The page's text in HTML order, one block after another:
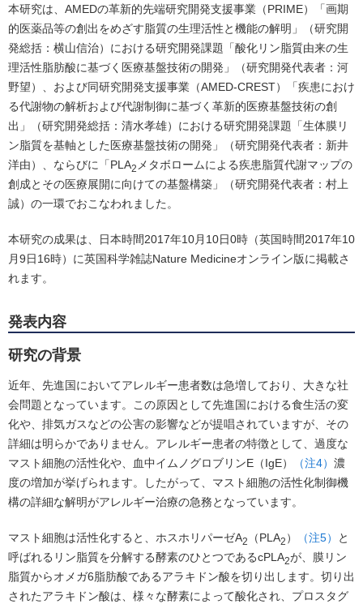
本研究は、AMEDの革新的先端研究開発支援事業（PRIME）「画期
的医薬品等の創出をめざす脂質の生理活性と機能の解明」（研究開
発総括：横山信治）における研究開発課題「酸化リン脂質由来の生
理活性脂肪酸に基づく医療基盤技術の開発」（研究開発代表者：河
野望）、および同研究開発支援事業（AMED-CREST）「疾患におけ
る代謝物の解析および代謝制御に基づく革新的医療基盤技術の創
出」（研究開発総括：清水孝雄）における研究開発課題「生体膜リ
ン脂質を基軸とした医療基盤技術の開発」（研究開発代表者：新井
洋由）、ならびに「PLA2 メタボロームによる疾患脂質代謝マップの
創成とその医療展開に向けての基盤構築」（研究開発代表者：村上
誠）の一環でおこなわれました。
本研究の成果は、日本時間2017年10月10日0時（英国時間2017年10
月9日16時）に英国科学雑誌Nature Medicineオンライン版に掲載さ
れます。
発表内容
研究の背景
近年、先進国においてアレルギー患者数は急増しており、大きな社
会問題となっています。この原因として先進国における食生活の変
化や、排気ガスなどの公害の影響などが提唱されていますが、その
詳細は明らかでありません。アレルギー患者の特徴として、過度な
マスト細胞の活性化や、血中イムノグロブリンE（IgE）
（注4） 濃
度の増加が挙げられます。したがって、マスト細胞の活性化制御機
構の詳細な解明がアレルギー治療の急務となっています。
マスト細胞は活性化すると、ホスホリパーゼA2 （PLA2 ） （注5）
と
呼ばれるリン脂質を分解する酵素のひとつであるcPLA2が、膜リン
脂質からオメガ6脂肪酸であるアラキドン酸を切り出します。切り出
されたアラキドン酸は、様々な酵素によって酸化され、プロスタグ